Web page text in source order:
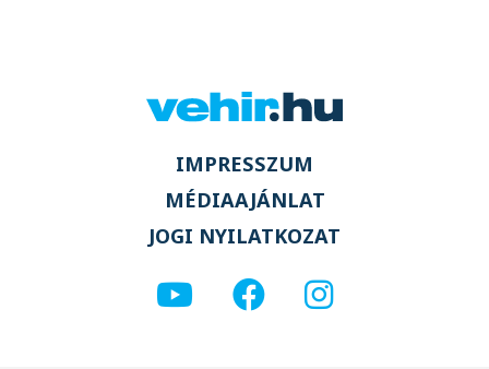
IMPRESSZUM
MÉDIAAJÁNLAT
JOGI NYILATKOZAT